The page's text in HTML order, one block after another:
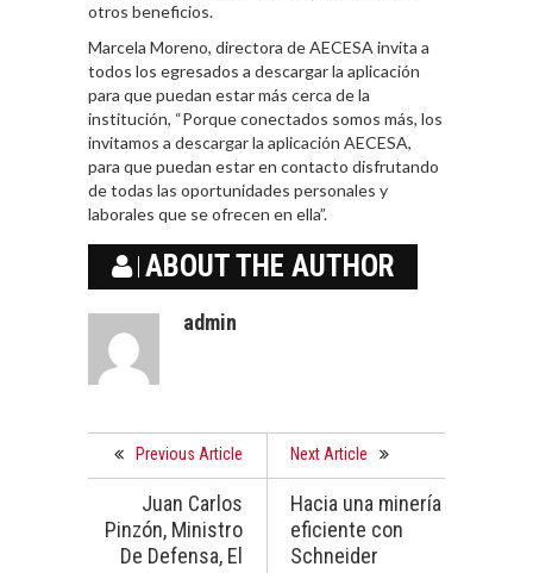
otros beneficios.
Marcela Moreno, directora de AECESA invita a
todos los egresados a descargar la aplicación
para que puedan estar más cerca de la
institución, “Porque conectados somos más, los
invitamos a descargar la aplicación AECESA,
para que puedan estar en contacto disfrutando
de todas las oportunidades personales y
laborales que se ofrecen en ella”.
ABOUT THE AUTHOR
admin
Previous Article
Juan Carlos
Pinzón, Ministro
De Defensa, El
Next Article
Hacia una minería
eficiente con
Schneider